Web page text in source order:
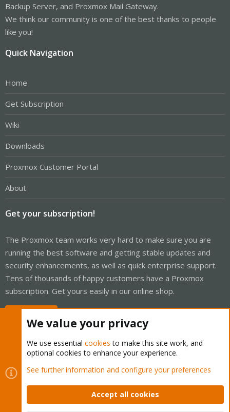
Backup Server, and Proxmox Mail Gateway.
We think our community is one of the best thanks to people
like you!
Quick Navigation
Home
Get Subscription
Wiki
Downloads
Proxmox Customer Portal
About
Get your subscription!
The Proxmox team works very hard to make sure you are
running the best software and getting stable updates and
security enhancements, as well as quick enterprise support.
Tens of thousands of happy customers have a Proxmox
subscription. Get yours easily in our online shop.
Cookies
Proxmox Support Forum - Light Mode
Contact us
Terms and rules Privacy policy Help Home
Community platform by XenForo © 2010-2026 XenForo Ltd.
We value your privacy
We use essential cookies to make this site work, and
optional cookies to enhance your experience.
See further information and configure your preferences
Accept all cookies